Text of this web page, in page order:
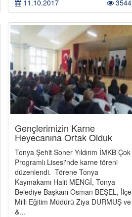
11.10.2017 3544
Gençlerimizin Karne
Heyecanına Ortak Olduk
Tonya Şehit Soner Yıldırım İMKB Çok
Programlı Lisesi'nde karne töreni
düzenlendi. Törene Tonya
Kaymakamı Halit MENGİ, Tonya
Belediye Başkanı Osman BEŞEL, İlçe
Milli Eğitim Müdürü Ziya DURMUŞ ve
&...